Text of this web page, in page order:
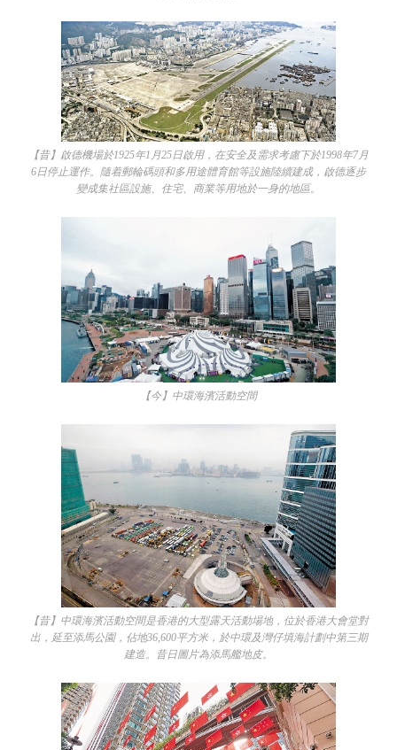
【昔】啟德機場於1925年1月25日啟用，在安全及需求考慮下於1998年7月
6日停止運作。隨着郵輪碼頭和多用途體育館等設施陸續建成，啟德逐步
變成集社區設施、住宅、商業等用地於一身的地區。
【今】中環海濱活動空間
【昔】中環海濱活動空間是香港的大型露天活動場地，位於香港大會堂對
出，延至添馬公園，佔地36,600平方米，於中環及灣仔填海計劃中第三期
建造。昔日圖片為添馬艦地皮。